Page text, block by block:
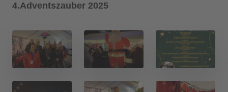
4.Adventszauber 2025